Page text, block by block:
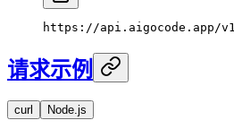
https://api.aigocode.app/v1
请求示例
curl Node.js